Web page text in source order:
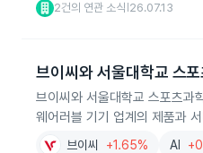
2건의 연관 소식 26.07.13
브이씨와 서울대학교 스
브이씨와 서울대학교 스포츠
웨어러블 기기 업계의 제품과
브이씨 +1.65% AI